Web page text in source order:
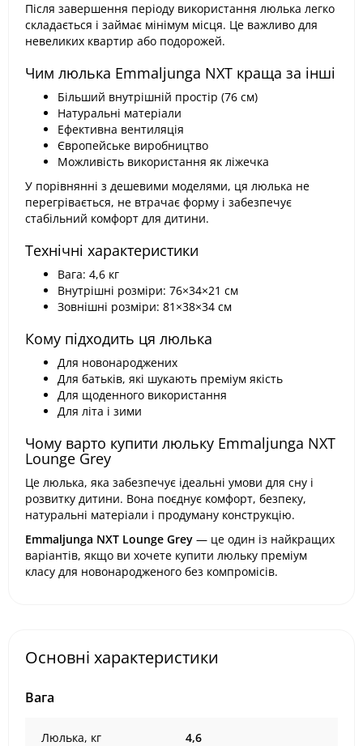
Після завершення періоду використання люлька легко
складається і займає мінімум місця. Це важливо для
невеликих квартир або подорожей.
Чим люлька Emmaljunga NXT краща за інші
Більший внутрішній простір (76 см)
Натуральні матеріали
Ефективна вентиляція
Європейське виробництво
Можливість використання як ліжечка
У порівнянні з дешевими моделями, ця люлька не
перегрівається, не втрачає форму і забезпечує
стабільний комфорт для дитини.
Технічні характеристики
Вага: 4,6 кг
Внутрішні розміри: 76×34×21 см
Зовнішні розміри: 81×38×34 см
Кому підходить ця люлька
Для новонароджених
Для батьків, які шукають преміум якість
Для щоденного використання
Для літа і зими
Чому варто купити люльку Emmaljunga NXT
Lounge Grey
Це люлька, яка забезпечує ідеальні умови для сну і
розвитку дитини. Вона поєднує комфорт, безпеку,
натуральні матеріали і продуману конструкцію.
Emmaljunga NXT Lounge Grey — це один із найкращих
варіантів, якщо ви хочете купити люльку преміум
класу для новонародженого без компромісів.
Основні характеристики
Вага
Люлька, кг 4,6